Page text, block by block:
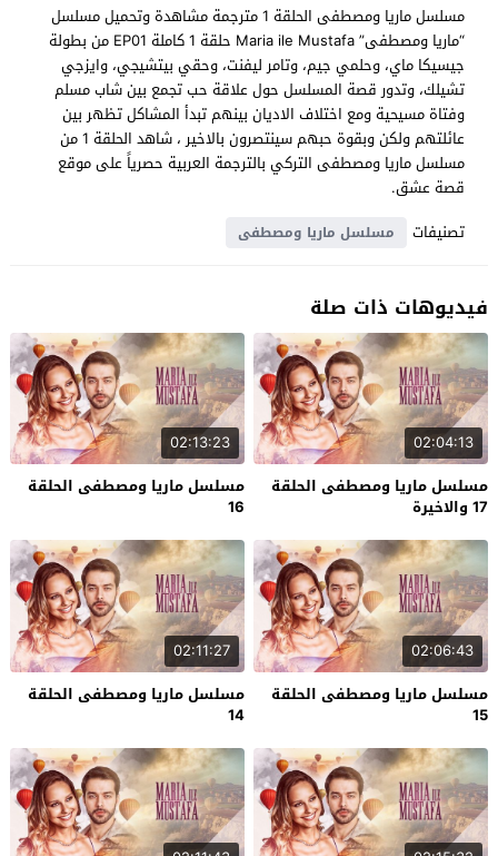
مسلسل ماريا ومصطفى الحلقة 1 مترجمة مشاهدة وتحميل مسلسل
“ماريا ومصطفى” Maria ile Mustafa حلقة 1 كاملة EP01 من بطولة
جيسيكا ماي، وحلمي جيم، وتامر ليفنت، وحقي بيتشيجي، وايزجي
تشيلك، وتدور قصة المسلسل حول علاقة حب تجمع بين شاب مسلم
وفتاة مسيحية ومع اختلاف الاديان بينهم تبدأ المشاكل تظهر بين
عائلتهم ولكن وبقوة حبهم سينتصرون بالاخير ، شاهد الحلقة 1 من
مسلسل ماريا ومصطفى التركي بالترجمة العربية حصرياً على موقع
قصة عشق.
تصنيفات
مسلسل ماريا ومصطفى
فيديوهات ذات صلة
02:04:13
مسلسل ماريا ومصطفى الحلقة
17 والاخيرة
02:13:23
مسلسل ماريا ومصطفى الحلقة
16
02:06:43
مسلسل ماريا ومصطفى الحلقة
15
02:11:27
مسلسل ماريا ومصطفى الحلقة
14